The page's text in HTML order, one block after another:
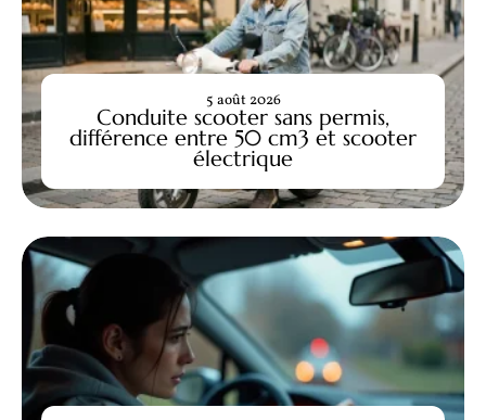
Conduite scooter sans permis,
différence entre 50 cm3 et scooter
électrique
5 août 2026